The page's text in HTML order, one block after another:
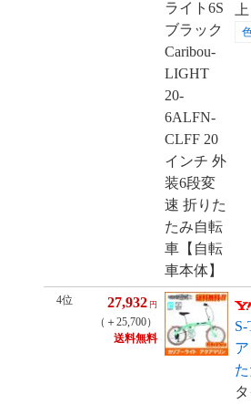
4位 27,932 円
（＋25,700）
送料無料